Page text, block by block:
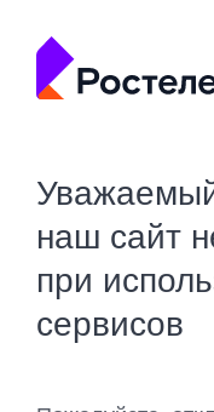
наш сайт
при
сервисов